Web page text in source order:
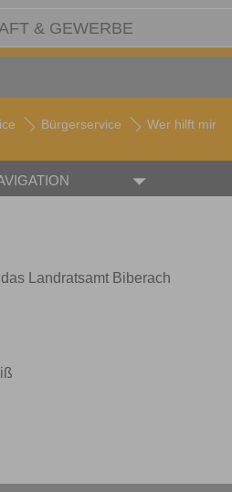
& GEWERBE
Bürgerservice
Wer hilft mir
Landratsamt Biberach